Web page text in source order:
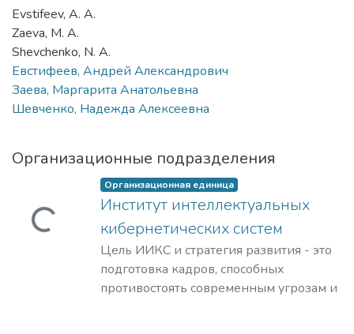
Evstifeev, A. A.
Zaeva, M. A.
Shevchenko, N. A.
Евстифеев, Андрей Александрович
Заева, Маргарита Анатольевна
Шевченко, Надежда Алексеевна
Организационные подразделения
Загружается...
Организационная единица
Институт интеллектуальных
кибернетических систем
Цель ИИКС и стратегия развития - это
подготовка кадров, способных
противостоять современным угрозам и